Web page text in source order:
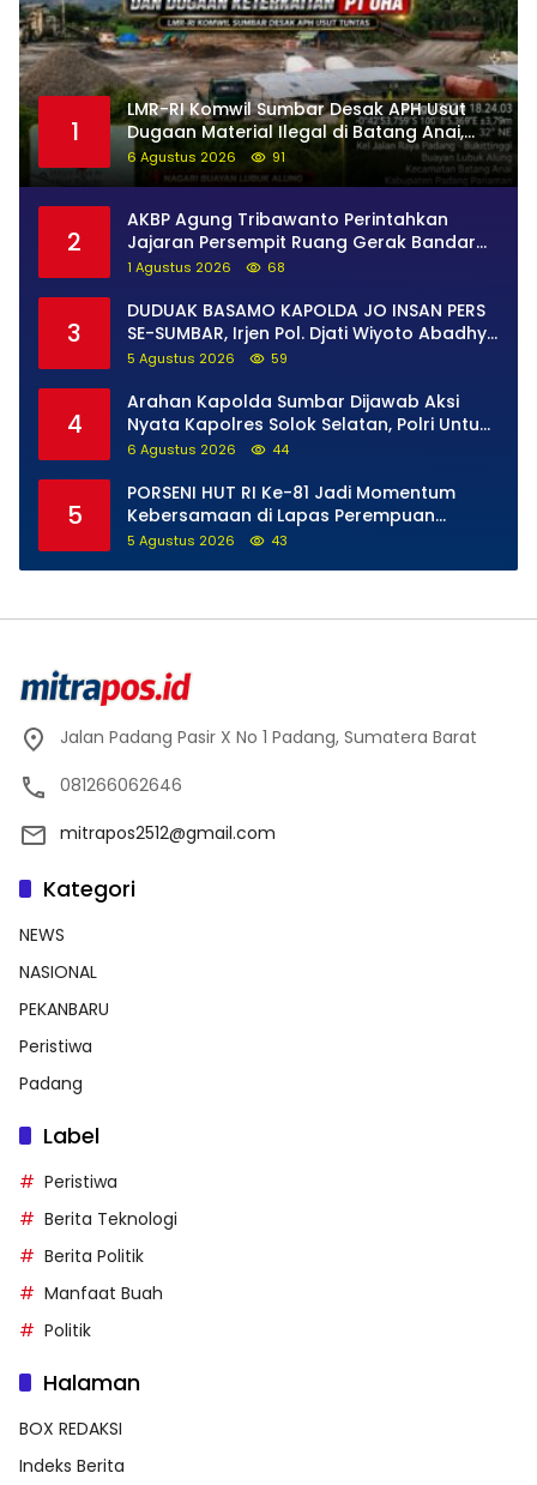
1
LMR-RI Komwil Sumbar Desak APH Usut
Dugaan Material Ilegal di Batang Anai,
Dugaan Keterkaitan PT UHA Diminta
Diselidiki Tuntas
6 Agustus 2026 91
2
AKBP Agung Tribawanto Perintahkan
Jajaran Persempit Ruang Gerak Bandar
Narkoba di Pasaman Barat
1 Agustus 2026 68
3
DUDUAK BASAMO KAPOLDA JO INSAN PERS
SE-SUMBAR, Irjen Pol. Djati Wiyoto Abadhy
Tegaskan Tak Ada Ruang bagi Pelanggar
5 Agustus 2026 59
4
Arahan Kapolda Sumbar Dijawab Aksi
Nyata Kapolres Solok Selatan, Polri Untuk
Masyarakat Bukan Sekadar Slogan
6 Agustus 2026 44
5
PORSENI HUT RI Ke-81 Jadi Momentum
Kebersamaan di Lapas Perempuan
Padang
5 Agustus 2026 43
Jalan Padang Pasir X No 1 Padang, Sumatera Barat
081266062646
mitrapos2512@gmail.com
Kategori
NEWS
NASIONAL
PEKANBARU
Peristiwa
Padang
Label
Peristiwa
Berita Teknologi
Berita Politik
Manfaat Buah
Politik
Halaman
BOX REDAKSI
Indeks Berita